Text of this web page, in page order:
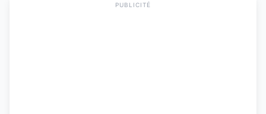
PUBLICITÉ